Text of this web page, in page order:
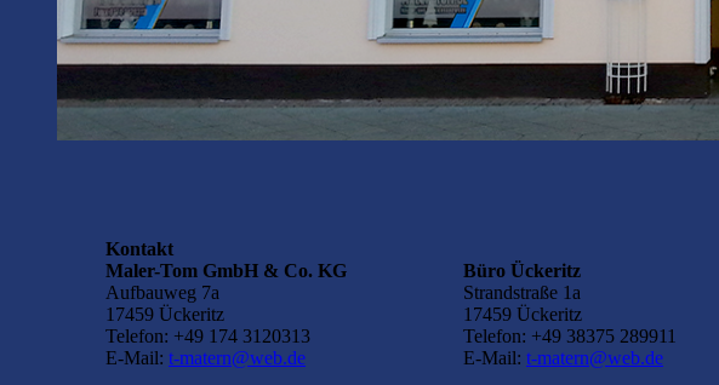
Kontakt
Maler-Tom GmbH & Co. KG
Aufbauweg 7a
17459 Ückeritz
Telefon: +49 174 3120313
E-Mail: t-matern@web.de
Büro Ückeritz
Strandstraße 1a
17459 Ückeritz
Telefon: +49 38375 289911
E-Mail: t-matern@web.de